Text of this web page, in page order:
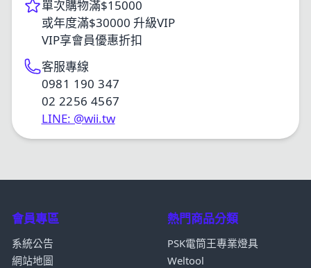
單次購物滿$15000
或年度滿$30000 升級VIP
VIP享會員優惠折扣
客服專線
0981 190 347
02 2256 4567
LINE: @wii.tw
會員專區
系統公告
網站地圖
熱門商品分類
PSK電筒王專業燈具
Weltool